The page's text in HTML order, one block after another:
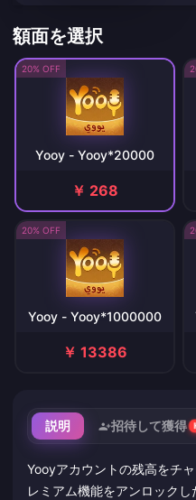
額面を選択
20% OFF
Yooy - Yooy*20000
￥ 268
20% OFF
Yooy - Yooy*1000000
￥ 13386
説明 招待して獲得
Yooyアカウントの残高をチ
レミアム機能をアンロック